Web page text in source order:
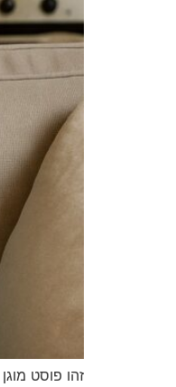
זהו פוסט